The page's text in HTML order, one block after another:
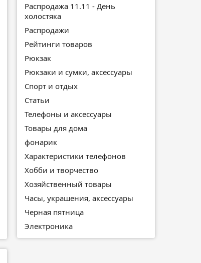
Распродажа 11.11 - День
холостяка
Распродажи
Рейтинги товаров
Рюкзак
Рюкзаки и сумки, аксессуары
Спорт и отдых
Статьи
Телефоны и аксессуары
Товары для дома
фонарик
Характеристики телефонов
Хобби и творчество
Хозяйственный товары
Часы, украшения, аксессуары
Черная пятница
Электроника